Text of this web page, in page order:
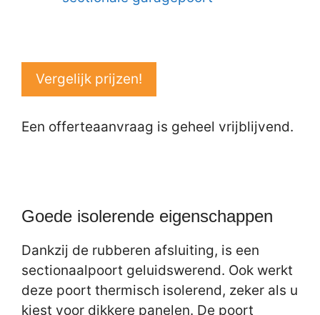
Vergelijk prijzen!
Een offerteaanvraag is geheel vrijblijvend.
Goede isolerende eigenschappen
Dankzij de rubberen afsluiting, is een
sectionaalpoort geluidswerend. Ook werkt
deze poort thermisch isolerend, zeker als u
kiest voor dikkere panelen. De poort